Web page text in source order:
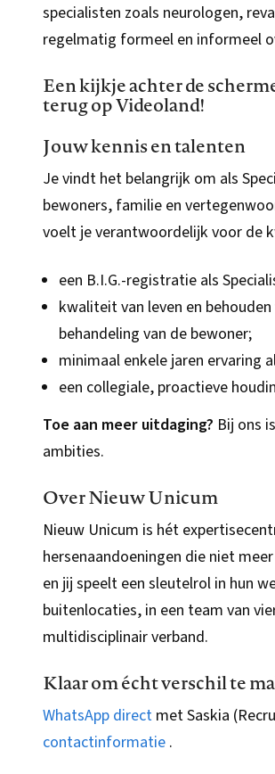
specialisten zoals neurologen,
regelmatig formeel en informeel
Een kijkje achter de
terug op Videoland!
Jouw kennis en talenten
Je vindt het belangrijk om als
bewoners, familie en
voelt je verantwoordelijk voor de
een B.I.G.-registratie als
kwaliteit van leven en
behandeling van de bewoner;
minimaal enkele jaren ervaring
een collegiale, proactieve
Toe aan meer uitdaging? Bij ons
ambities.
Over Nieuw Unicum
Nieuw Unicum is hét
hersenaandoeningen die niet
en jij speelt een sleutelrol in hun
buitenlocaties, in een team van
multidisciplinair verband.
Klaar om écht verschil te
WhatsApp direct met Saskia
contactinformatie .